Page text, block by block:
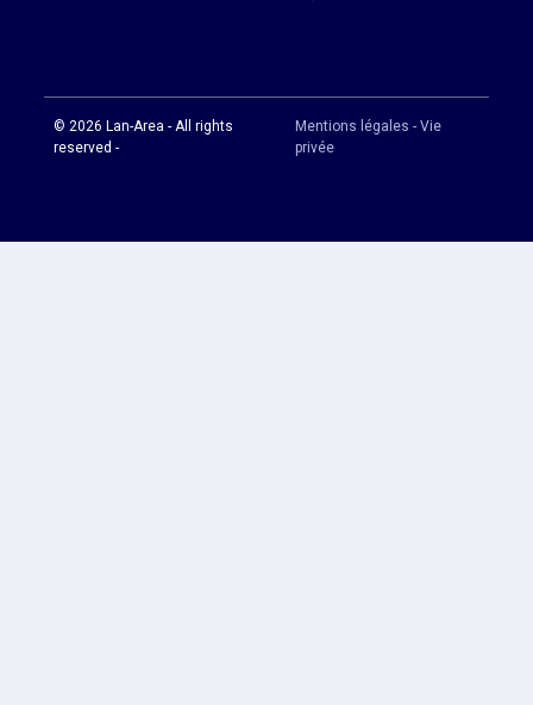
Rejoignez-
Rejoignez-
Rejoignez-
Rejoignez-
© 2026 Lan-Area - All rights
reserved -
Mentions légales - Vie
privée